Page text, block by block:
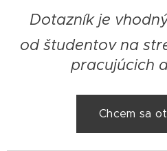
Dotazník je
od študentov na
pracujúcich
Chcem sa